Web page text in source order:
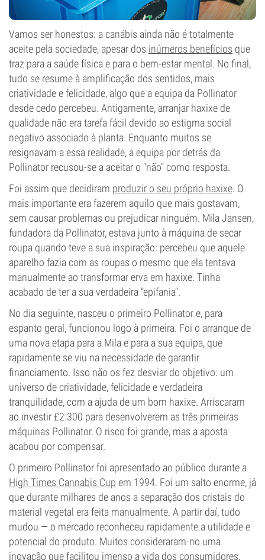
Vamos ser honestos: a canábis ainda não é totalmente
aceite pela sociedade, apesar dos inúmeros benefícios que
traz para a saúde física e para o bem-estar mental. No final,
tudo se resume à amplificação dos sentidos, mais
criatividade e felicidade, algo que a equipa da Pollinator
desde cedo percebeu. Antigamente, arranjar haxixe de
qualidade não era tarefa fácil devido ao estigma social
negativo associado à planta. Enquanto muitos se
resignavam a essa realidade, a equipa por detrás da
Pollinator recusou-se a aceitar o "não" como resposta.
Foi assim que decidiram produzir o seu próprio haxixe. O
mais importante era fazerem aquilo que mais gostavam,
sem causar problemas ou prejudicar ninguém. Mila Jansen,
fundadora da Pollinator, estava junto à máquina de secar
roupa quando teve a sua inspiração: percebeu que aquele
aparelho fazia com as roupas o mesmo que ela tentava
manualmente ao transformar erva em haxixe. Tinha
acabado de ter a sua verdadeira "epifania".
No dia seguinte, nasceu o primeiro Pollinator e, para
espanto geral, funcionou logo à primeira. Foi o arranque de
uma nova etapa para a Mila e para a sua equipa, que
rapidamente se viu na necessidade de garantir
financiamento. Isso não os fez desviar do objetivo: um
universo de criatividade, felicidade e verdadeira
tranquilidade, com a ajuda de um bom haxixe. Arriscaram
ao investir £2.300 para desenvolverem as três primeiras
máquinas Pollinator. O risco foi grande, mas a aposta
acabou por compensar.
O primeiro Pollinator foi apresentado ao público durante a
High Times Cannabis Cup em 1994. Foi um salto enorme, já
que durante milhares de anos a separação dos cristais do
material vegetal era feita manualmente. A partir daí, tudo
mudou — o mercado reconheceu rapidamente a utilidade e
potencial do produto. Muitos consideraram-no uma
inovação que facilitou imenso a vida dos consumidores,